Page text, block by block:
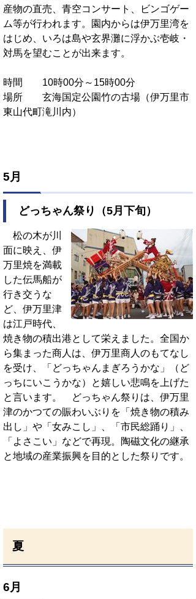
産物の直売、青空コンサート、ビンゴゲー
ム等が行われます。園内からは伊万里湾を
はじめ、いろは島や玄界灘に浮かぶ壱岐・
対馬を望むことが出来ます。
時間 10時00分～15時00分
場所 玄海国定公園竹の古場（伊万里市
東山代町滝川内）
5月
どっちゃん祭り（5月下旬）
松の木が川
面に映え、伊
万里焼を満載
した伝馬船が
行き交うな
ど、伊万里津
は江戸時代、
焼き物の積出港として栄えました。全国か
ら集まった商人は、伊万里商人のもてなし
を受け、「どっちゃんまぎろうかな」（ど
っちにいこうかな）と嬉しい悲鳴を上げた
と言います。 どっちゃん祭りは、伊万里
津のかつての賑わいぶりを「焼き物の積み
出し」や「女みこし」、「市民総踊り」、
「よさこい」などで再現。陶磁文化の継承
と地域の産業振興を目的とした祭りです。
夏
6月